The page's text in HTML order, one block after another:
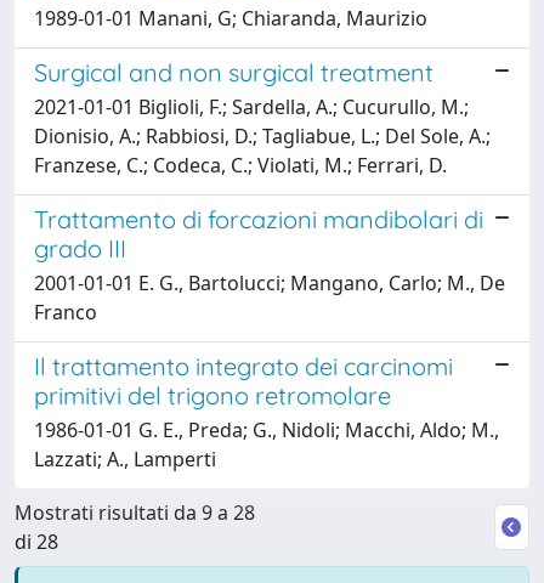
1989-01-01 Manani, G; Chiaranda, Maurizio
Surgical and non surgical treatment
2021-01-01 Biglioli, F.; Sardella, A.; Cucurullo, M.;
Dionisio, A.; Rabbiosi, D.; Tagliabue, L.; Del Sole, A.;
Franzese, C.; Codeca, C.; Violati, M.; Ferrari, D.
Trattamento di forcazioni mandibolari di
grado III
2001-01-01 E. G., Bartolucci; Mangano, Carlo; M., De
Franco
Il trattamento integrato dei carcinomi
primitivi del trigono retromolare
1986-01-01 G. E., Preda; G., Nidoli; Macchi, Aldo; M.,
Lazzati; A., Lamperti
Mostrati risultati da 9 a 28
di 28